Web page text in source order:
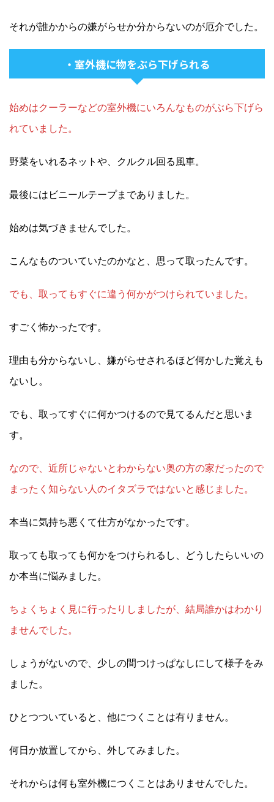
それが誰かからの嫌がらせか分からないのが厄介でした。
・室外機に物をぶら下げられる
始めはクーラーなどの室外機にいろんなものがぶら下げら
れていました。
野菜をいれるネットや、クルクル回る風車。
最後にはビニールテープまでありました。
始めは気づきませんでした。
こんなものついていたのかなと、思って取ったんです。
でも、取ってもすぐに違う何かがつけられていました。
すごく怖かったです。
理由も分からないし、嫌がらせされるほど何かした覚えも
ないし。
でも、取ってすぐに何かつけるので見てるんだと思いま
す。
なので、近所じゃないとわからない奥の方の家だったので
まったく知らない人のイタズラではないと感じました。
本当に気持ち悪くて仕方がなかったです。
取っても取っても何かをつけられるし、どうしたらいいの
か本当に悩みました。
ちょくちょく見に行ったりしましたが、結局誰かはわかり
ませんでした。
しょうがないので、少しの間つけっぱなしにして様子をみ
ました。
ひとつついていると、他につくことは有りません。
何日か放置してから、外してみました。
それからは何も室外機につくことはありませんでした。